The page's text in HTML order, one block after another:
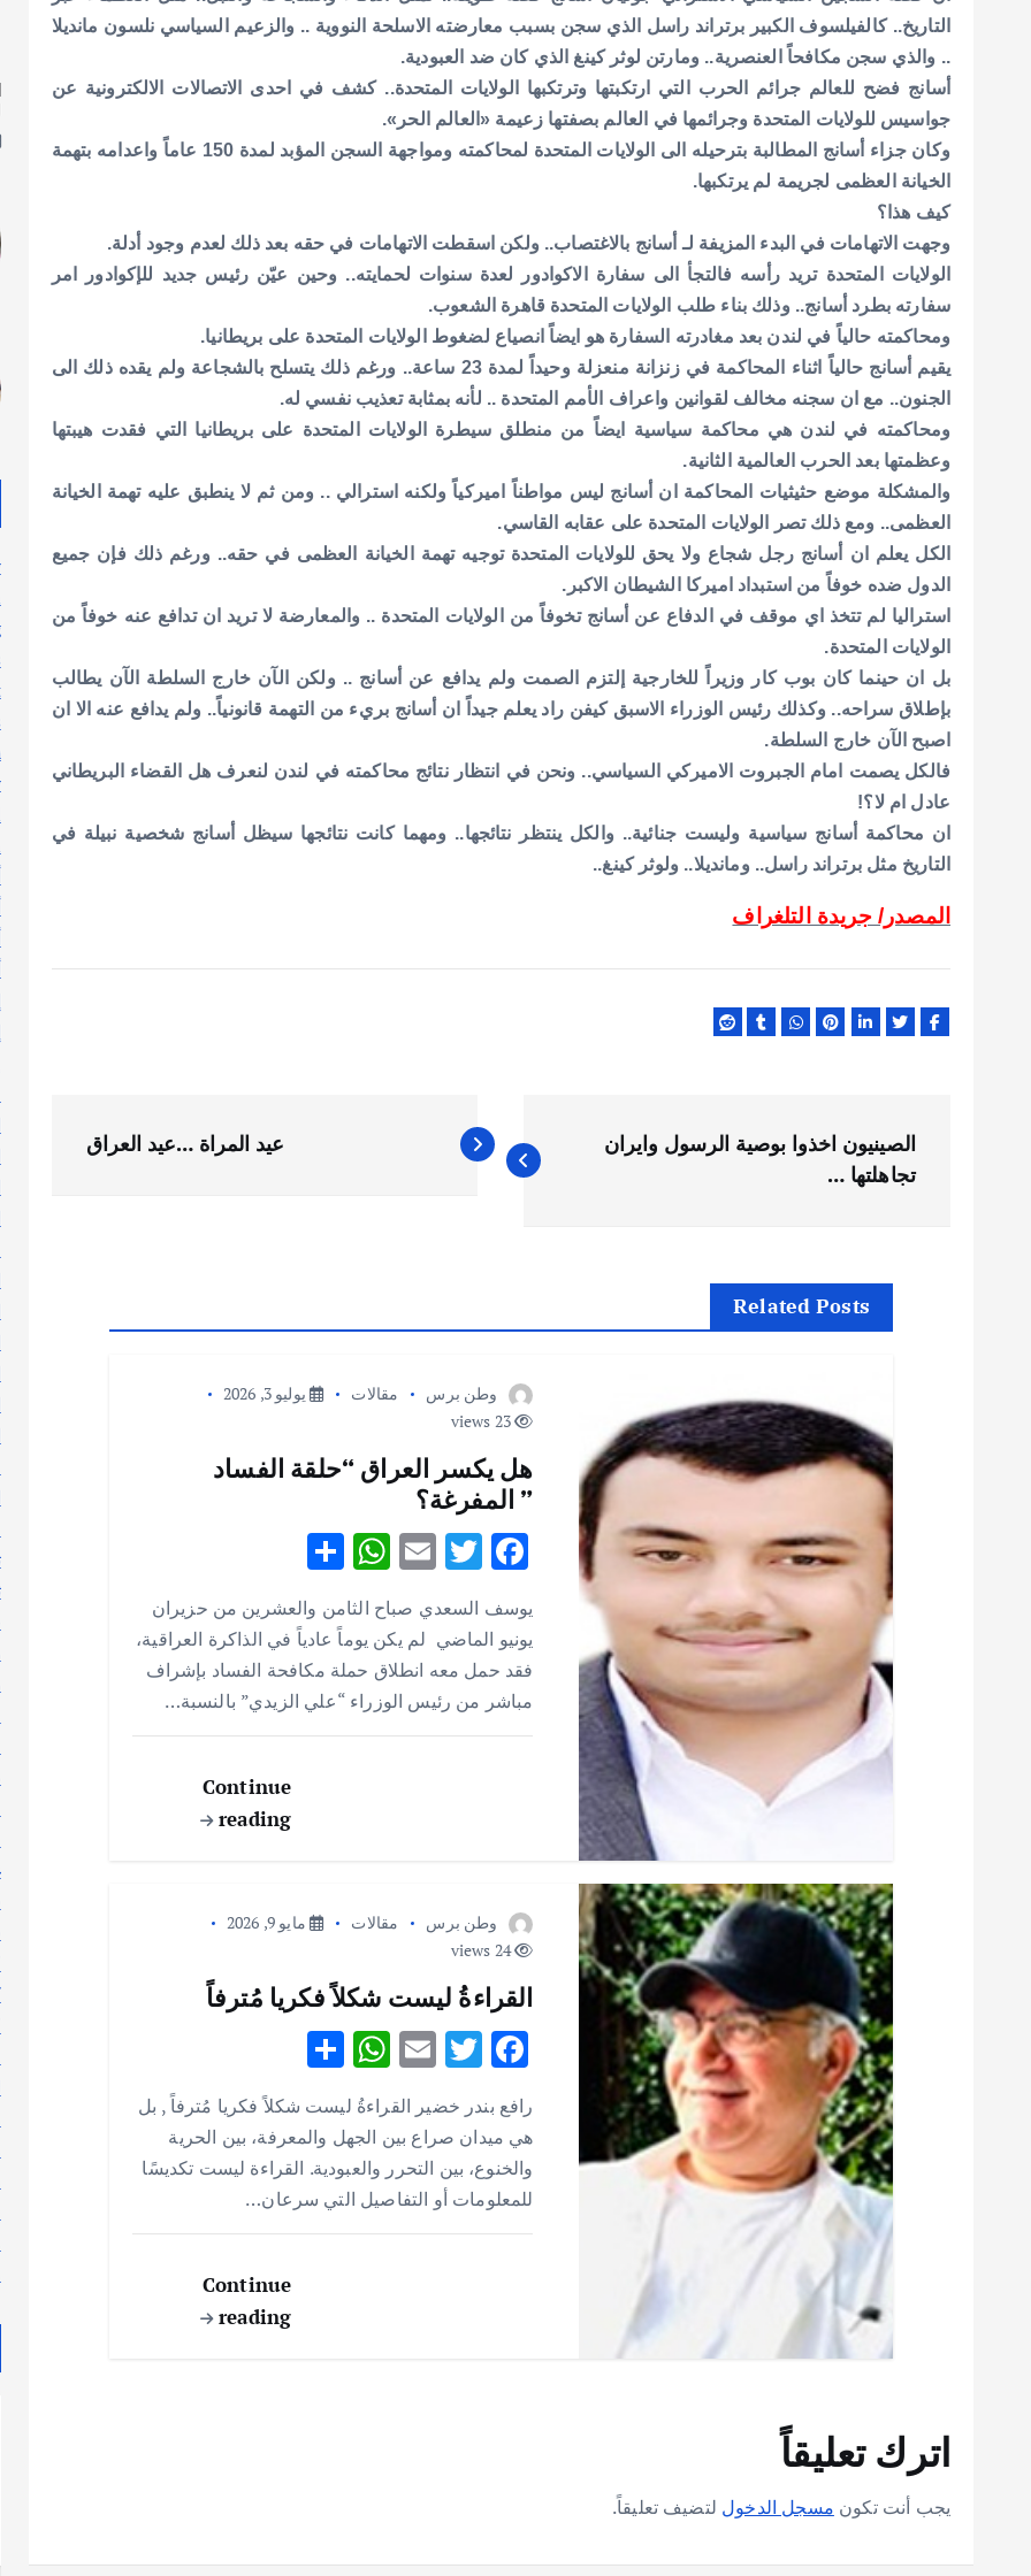
o
k
p
p
التاريخ.. كالفيلسوف الكبير برتراند راسل الذي سجن بسبب معارضته الاسلحة النووية .. والزعيم السياسي نلسون مانديلا
.. والذي سجن مكافحاً العنصرية.. ومارتن لوثر كينغ الذي كان ضد العبودية.
أسانج فضح للعالم جرائم الحرب التي ارتكبتها وترتكبها الولايات المتحدة.. كشف في احدى الاتصالات الالكترونية عن
جواسيس للولايات المتحدة وجرائمها في العالم بصفتها زعيمة «العالم الحر».
وكان جزاء أسانج المطالبة بترحيله الى الولايات المتحدة لمحاكمته ومواجهة السجن المؤبد لمدة 150 عاماً واعدامه بتهمة
الخيانة العظمى لجريمة لم يرتكبها.
كيف هذا؟
وجهت الاتهامات في البدء المزيفة لـ أسانج بالاغتصاب.. ولكن اسقطت الاتهامات في حقه بعد ذلك لعدم وجود أدلة.
الولايات المتحدة تريد رأسه فالتجأ الى سفارة الاكوادور لعدة سنوات لحمايته.. وحين عيّن رئيس جديد للإكوادور امر
سفارته بطرد أسانج.. وذلك بناء طلب الولايات المتحدة قاهرة الشعوب.
ومحاكمته حالياً في لندن بعد مغادرته السفارة هو ايضاً انصياع لضغوط الولايات المتحدة على بريطانيا.
يقيم أسانج حالياً اثناء المحاكمة في زنزانة منعزلة وحيداً لمدة 23 ساعة.. ورغم ذلك يتسلح بالشجاعة ولم يقده ذلك الى
الجنون.. مع ان سجنه مخالف لقوانين واعراف الأمم المتحدة .. لأنه بمثابة تعذيب نفسي له.
ومحاكمته في لندن هي محاكمة سياسية ايضاً من منطلق سيطرة الولايات المتحدة على بريطانيا التي فقدت هيبتها
وعظمتها بعد الحرب العالمية الثانية.
والمشكلة موضع حثيثيات المحاكمة ان أسانج ليس مواطناً اميركياً ولكنه استرالي .. ومن ثم لا ينطبق عليه تهمة الخيانة
العظمى.. ومع ذلك تصر الولايات المتحدة على عقابه القاسي.
الكل يعلم ان أسانج رجل شجاع ولا يحق للولايات المتحدة توجيه تهمة الخيانة العظمى في حقه.. ورغم ذلك فإن جميع
الدول ضده خوفاً من استبداد اميركا الشيطان الاكبر.
استراليا لم تتخذ اي موقف في الدفاع عن أسانج تخوفاً من الولايات المتحدة .. والمعارضة لا تريد ان تدافع عنه خوفاً من
الولايات المتحدة.
بل ان حينما كان بوب كار وزيراً للخارجية إلتزم الصمت ولم يدافع عن أسانج .. ولكن الآن خارج السلطة الآن يطالب
بإطلاق سراحه.. وكذلك رئيس الوزراء الاسبق كيفن راد يعلم جيداً ان أسانج بريء من التهمة قانونياً.. ولم يدافع عنه الا ان
اصبح الآن خارج السلطة.
فالكل يصمت امام الجبروت الاميركي السياسي.. ونحن في انتظار نتائج محاكمته في لندن لنعرف هل القضاء البريطاني
عادل ام لا؟!
ان محاكمة أسانج سياسية وليست جنائية.. والكل ينتظر نتائجها.. ومهما كانت نتائجها سيظل أسانج شخصية نبيلة في
التاريخ مثل برتراند راسل.. ومانديلا.. ولوثر كينغ..
المصدر/ جريدة التلغراف
ص
الصينيون اخذوا بوصية الرسول وايران
تجاهلتها …
عيد المراة …عيد العراق
Related Posts
وطن برس مقالات
يوليو 3, 2026
23 views
هل يكسر العراق “حلقة الفساد
” المفرغة؟
F
ac
e
b
o
o
T
it
te
r
E
m
ai
l
W
h
at
s
A
p
S
h
ar
e
يوسف السعدي صباح الثامن والعشرين من حزيران
يونيو الماضي لم يكن يوماً عادياً في الذاكرة العراقية،
فقد حمل معه انطلاق حملة مكافحة الفساد بإشراف
مباشر من رئيس الوزراء “علي الزيدي” بالنسبة…
Continue
reading
وطن برس مقالات
مايو 9, 2026
24 views
القراءةُ ليست شكلاً فكريا مُترفاً
F
e
b
o
o
T
it
te
r
E
m
ai
l
W
h
at
s
A
p
S
ar
e
رافع بندر خضير القراءةُ ليست شكلاً فكريا مُترفاً , بل
هي ميدان صراع بين الجهل والمعرفة، بين الحرية
والخنوع، بين التحرر والعبودية. القراءة ليست تكديسًا
للمعلومات أو التفاصيل التي سرعان…
Continue
reading
اترك تعليقاً
يجب أنت تكون مسجل الدخول لتضيف تعليقاً.